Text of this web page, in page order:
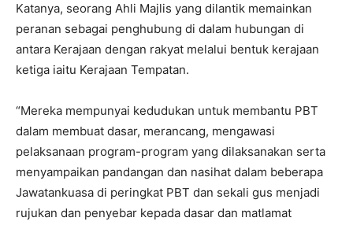
Katanya, seorang Ahli Majlis yang dilantik memainkan
peranan sebagai penghubung di dalam hubungan di
antara Kerajaan dengan rakyat melalui bentuk kerajaan
ketiga iaitu Kerajaan Tempatan.
“Mereka mempunyai kedudukan untuk membantu PBT
dalam membuat dasar, merancang, mengawasi
pelaksanaan program-program yang dilaksanakan serta
menyampaikan pandangan dan nasihat dalam beberapa
Jawatankuasa di peringkat PBT dan sekali gus menjadi
rujukan dan penyebar kepada dasar dan matlamat